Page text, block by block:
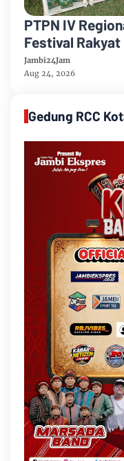
PTPN IV
Festival Rakyat
Korem 042/
Jambi24Jam
Aug 24, 2026
Gedung RCC